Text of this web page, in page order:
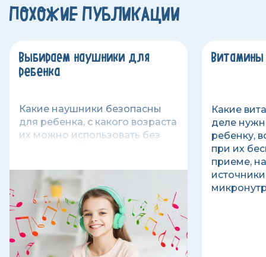
ПОХОЖИЕ ПУБЛИКАЦИИ
Выбираем наушники для
ребенка
Какие наушники безопасны
для ребенка, с какого возраста
их можно использовать без
Какие
деле
ребенку,
при их
приеме,